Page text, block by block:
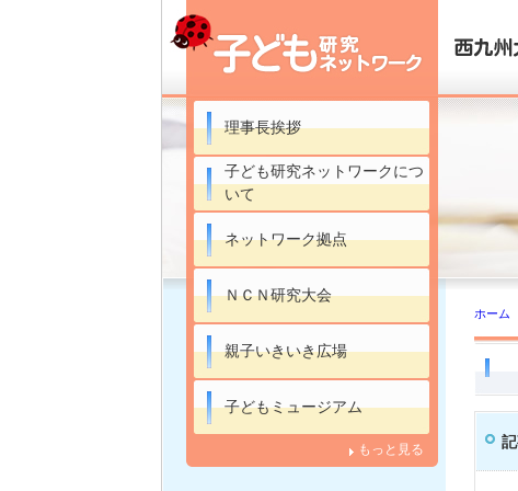
理事長挨拶
子ども研究ネットワークにつ
いて
ネットワーク拠点
ＮＣＮ研究大会
親子いきいき広場
子どもミュージアム
もっと見る
ホーム